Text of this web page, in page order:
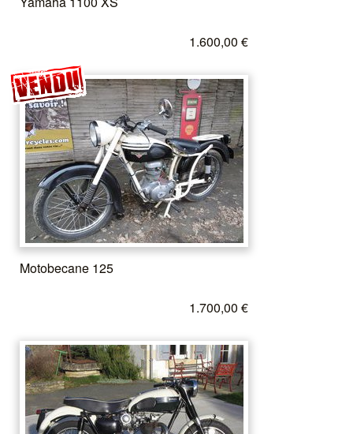
1.600,00 €
Motobecane 125
1.700,00 €